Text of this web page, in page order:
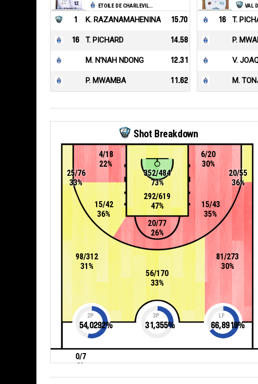
ETOILE DE CHARLEVILLE MEZIERES
1 K. RAZANAMAHENINA 15.70
16 T. PICHARD 14.58
M. N'NAH NDONG 12.31
P. MWAMBA 11.62
VAL
16 T.
P.
V.
M.
Shot Breakdown
352/484
73%
292/619
47%
98/312
31%
56/170
33%
15/42
36%
20/77
26%
25/76
33%
20/55
36%
81/273
30%
6/20
30%
15/43
35%
4/18
22%
0/7
0%
2P
54,0292%
3P
31,355%
LF
66,8919%